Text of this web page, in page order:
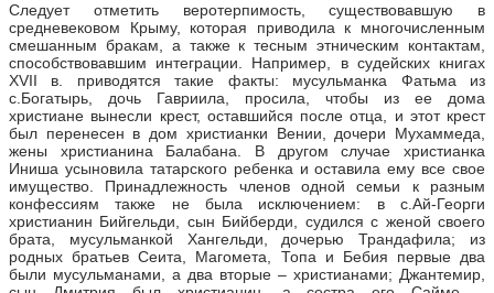
Следует отметить веротерпимость, существовавшую в
средневековом Крыму, которая приводила к многочисленным
смешанным бракам, а также к тесным этническим контактам,
способствовавшим интеграции. Например, в судейских книгах
XVII в. приводятся такие факты: мусульманка Фатьма из
с.Богатырь, дочь Гавриила, просила, чтобы из ее дома
христиане вынесли крест, оставшийся после отца, и этот крест
был перенесен в дом христианки Вении, дочери Мухаммеда,
жены христианина Балабана. В другом случае христианка
Иниша усыновила татарского ребенка и оставила ему все свое
имущество. Принадлежность членов одной семьи к разным
конфессиям также не была исключением: в с.Ай-Георги
христианин Бийгельди, сын Бийберди, судился с женой своего
брата, мусульманкой Хангельди, дочерью Трандафила; из
родных братьев Сеита, Магомета, Топа и Бебия первые два
были мусульманами, а два вторые – христианами; Джантемир,